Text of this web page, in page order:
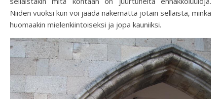
Niiden vuoksi kun voi jäädä näkemättä jotain sellaista, minkä
huomaakin mielenkiintoiseksi ja jopa kauniiksi.